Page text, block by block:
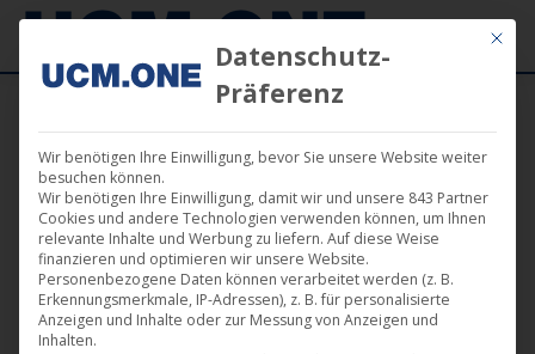
Rückenwind von vorn (von Philipp
Eichholtz) | Darling, Berlin! Berlin, Sayang!
Berlin, Teerak! • Film 5
Mit
Datenschutz-
Präferenz
Wir benötigen Ihre Einwilligung, bevor Sie unsere Website weiter
besuchen können.
Wir benötigen Ihre Einwilligung, damit wir und unsere 843 Partner
Cookies und andere Technologien verwenden können, um Ihnen
relevante Inhalte und Werbung zu liefern. Auf diese Weise
finanzieren und optimieren wir unsere Website.
Personenbezogene Daten können verarbeitet werden (z. B.
Erkennungsmerkmale, IP-Adressen), z. B. für personalisierte
Anzeigen und Inhalte oder zur Messung von Anzeigen und
Inhalten.